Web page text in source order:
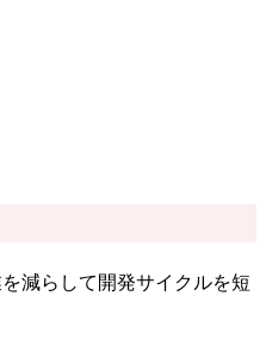
減らして開発サイクルを短